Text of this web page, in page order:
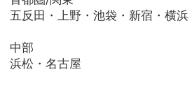
五反田・上野・池袋・新宿・横浜
中部
浜松・名古屋